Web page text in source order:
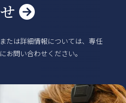

たは詳細情報については、専任
お問い合わせください。